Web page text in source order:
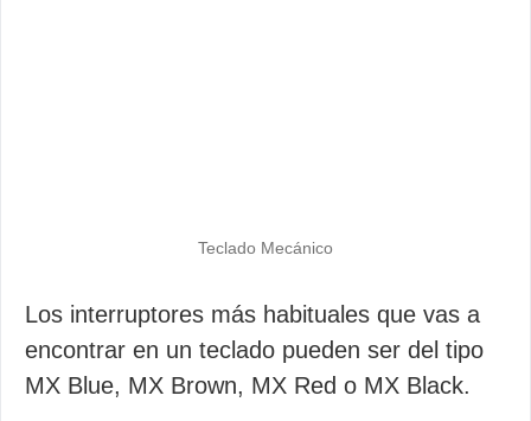
Teclado Mecánico
Los interruptores más habituales que vas a
encontrar en un teclado pueden ser del tipo
MX Blue, MX Brown, MX Red o MX Black.